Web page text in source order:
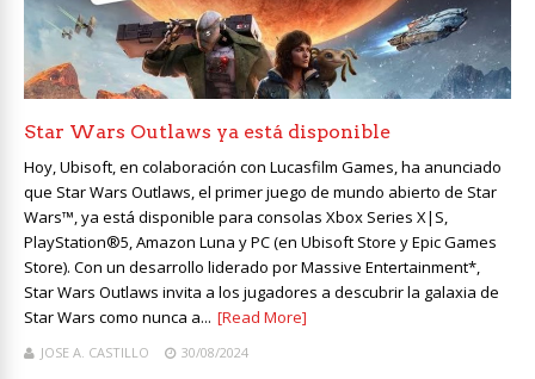
Star Wars Outlaws ya está disponible
Hoy, Ubisoft, en colaboración con Lucasfilm Games, ha anunciado
que Star Wars Outlaws, el primer juego de mundo abierto de Star
Wars™, ya está disponible para consolas Xbox Series X|S,
PlayStation®5, Amazon Luna y PC (en Ubisoft Store y Epic Games
Store). Con un desarrollo liderado por Massive Entertainment*,
Star Wars Outlaws invita a los jugadores a descubrir la galaxia de
Star Wars como nunca a... [Read More]
JOSE A. CASTILLO 30/08/2024